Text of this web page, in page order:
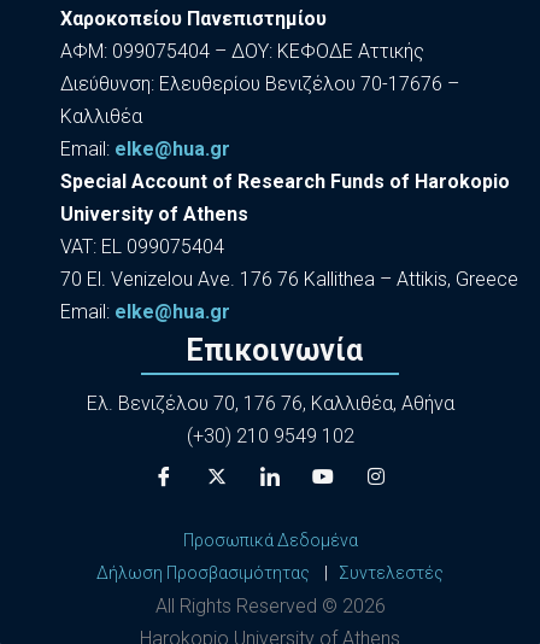
Χαροκοπείου Πανεπιστημίου
ΑΦΜ: 099075404 – ΔΟΥ: ΚΕΦΟΔΕ Αττικής
Διεύθυνση: Ελευθερίου Βενιζέλου 70-17676 –
Καλλιθέα
Εmail: elke@hua.gr
Special Account of Research Funds of Harokopio
University of Athens
VAT: EL 099075404
70 El. Venizelou Ave. 176 76 Kallithea – Attikis, Greece
Εmail: elke@hua.gr
Επικοινωνία
Ελ. Βενιζέλου 70, 176 76, Καλλιθέα, Αθήνα
(+30) 210 9549 102
Προσωπικά Δεδομένα
Δήλωση Προσβασιμότητας
Συντελεστές
All Rights Reserved © 2026
Harokopio University of Athens